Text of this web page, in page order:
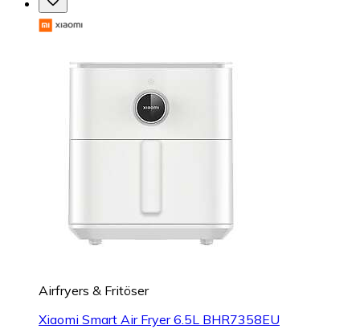
Airfryers & Fritöser
Xiaomi Smart Air Fryer 6.5L BHR7358EU